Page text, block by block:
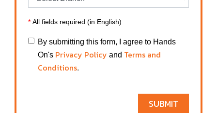
* All fields required (in English)
By submitting this form, I agree to Hands
On's Privacy Policy and Terms and
Conditions.
SUBMIT